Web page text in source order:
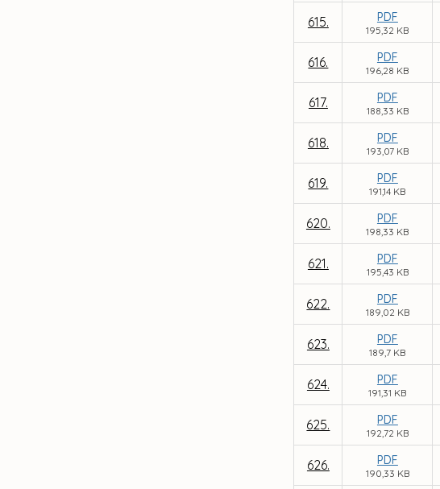
615. PDF
195,32 KB
616. PDF
196,28 KB
617. PDF
188,33 KB
618. PDF
193,07 KB
619. PDF
191,14 KB
620. PDF
198,33 KB
621. PDF
195,43 KB
622. PDF
189,02 KB
623. PDF
189,7 KB
624. PDF
191,31 KB
625. PDF
192,72 KB
626. PDF
190,33 KB